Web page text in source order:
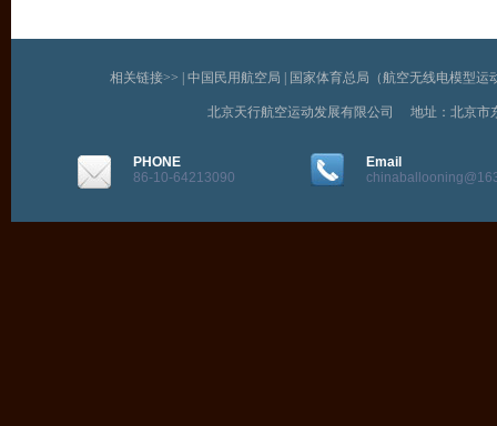
相关链接>> | 中国民用航空局 国家体育总局（航空无线电模型运
北京天行航空运动发展有限公司 地址：北京
PHONE
86-10-64213090
Email